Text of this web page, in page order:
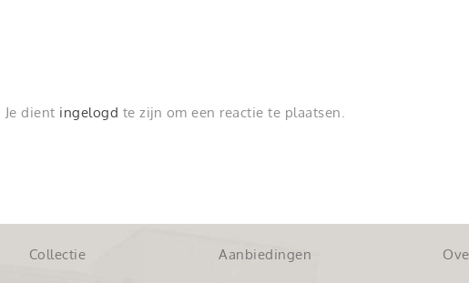
Je dient ingelogd te zijn om een reactie te plaatsen.
Collectie Aanbiedingen